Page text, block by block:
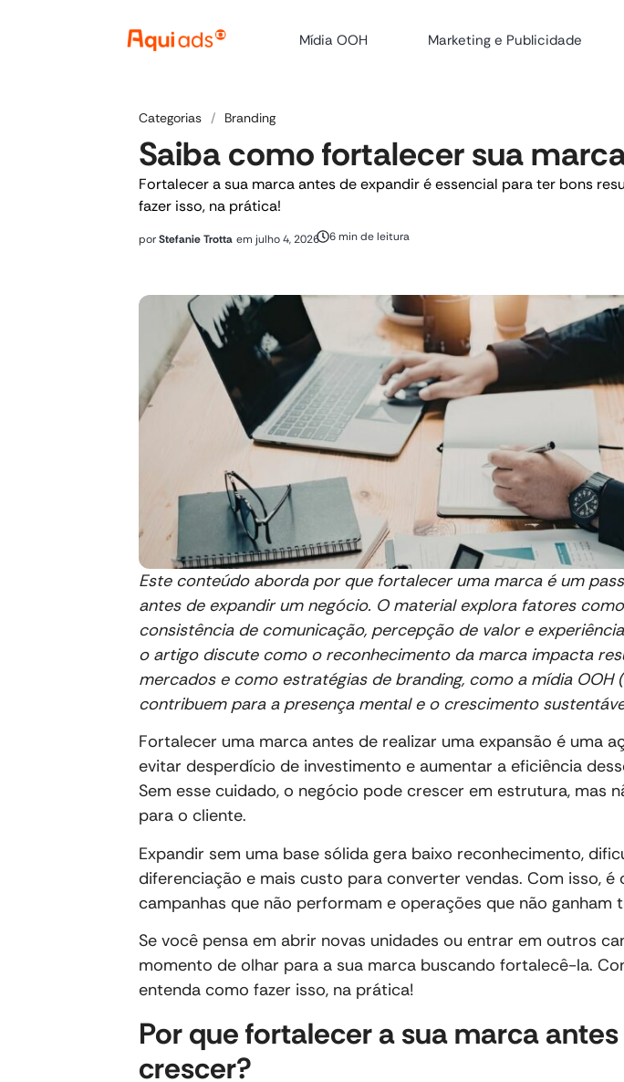
Mídia OOH Marketing e Publicidade
Categorias / Branding
Saiba como fortalecer sua
Fortalecer a sua marca antes de expandir é essencial para ter bons
fazer isso, na prática!
porStefanie Trotta em julho 4, 2026 6 min de leitura
Este conteúdo aborda por que fortalecer uma marca é um
antes de expandir um negócio. O material explora fatores
consistência de comunicação, percepção de valor e
o artigo discute como o reconhecimento da marca impacta
mercados e como estratégias de branding, como a mídia OOH
contribuem para a presença mental e o crescimento
Fortalecer uma marca antes de realizar uma expansão é uma
evitar desperdício de investimento e aumentar a eficiência
Sem esse cuidado, o negócio pode crescer em estrutura, mas
para o cliente.
Expandir sem uma base sólida gera baixo reconhecimento,
diferenciação e mais custo para converter vendas. Com isso, é
campanhas que não performam e operações que não ganham
Se você pensa em abrir novas unidades ou entrar em outros
momento de olhar para a sua marca buscando fortalecê-la.
entenda como fazer isso, na prática!
Por que fortalecer a sua marca
crescer?